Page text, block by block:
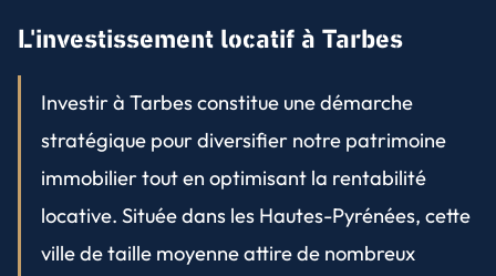
L'investissement locatif à Tarbes
Investir à Tarbes constitue une démarche
stratégique pour diversifier notre patrimoine
immobilier tout en optimisant la rentabilité
locative. Située dans les Hautes-Pyrénées, cette
ville de taille moyenne attire de nombreux